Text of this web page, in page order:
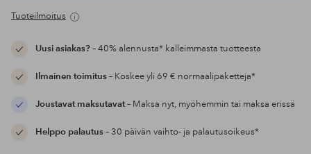
Tuoteilmoitus
Uusi asiakas?– 40% alennusta* kalleimmasta tuotteesta
Ilmainen toimitus– Koskee yli 69 € normaalipaketteja*
Joustavat maksutavat– Maksa nyt, myöhemmin tai maksa erissä
Helppo palautus– 30 päivän vaihto- ja palautusoikeus*